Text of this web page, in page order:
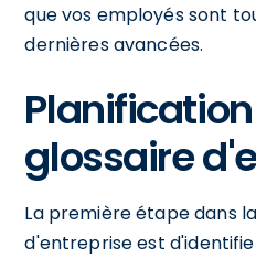
que vos employés sont
dernières avancées.
glossaire
La première étape dans
d'entreprise est